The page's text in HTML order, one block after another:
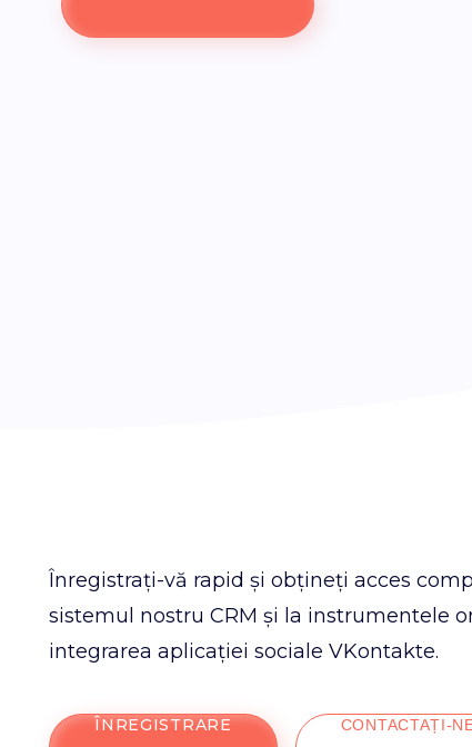
Înregistrați-vă rapid și obțineți acces
sistemul nostru CRM și la instrumentele
integrarea aplicației sociale VKontakte.
ÎNREGISTRARE CONTACTAȚI-